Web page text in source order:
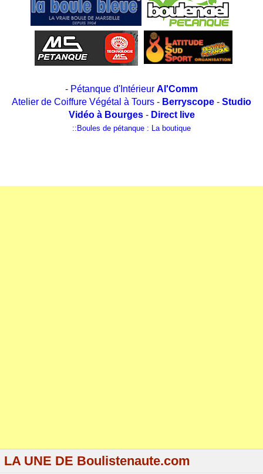
- Pétanque d'Intérieur Al'Comm
Atelier de Coiffure Végétal à Tours - Berryscope - Studio
Vidéo à Bourges- Direct live
::Boules de pétanque : La boutique
LA UNE DE Boulistenaute.com